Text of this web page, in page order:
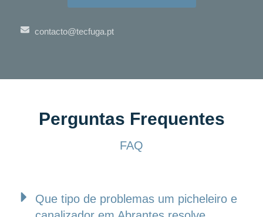
contacto@tecfuga.pt
Perguntas Frequentes
FAQ
Que tipo de problemas um picheleiro e